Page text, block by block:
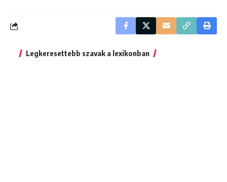
Legkeresettebb szavak a lexikonban